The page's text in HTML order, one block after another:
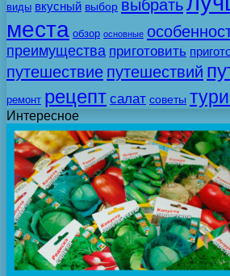
виды вкусный выбор выбрать
места обзор основные
преимущества приготовить
путешествие путешествий
ремонт рецепт салат советы
Интересное